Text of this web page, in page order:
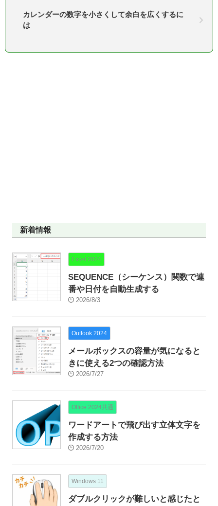
カレンダーの数字を小さくして余白を広くするに
は
新着情報
Excel 2024
SEQUENCE（シーケンス）関数で連
番や日付を自動生成する
2026/8/3
Outlook 2024
メールボックスの容量が気になると
きに使える2つの確認方法
2026/7/27
Office 2024共通
ワードアートで飛び出す立体文字を
作成する方法
2026/7/20
Windows 11
ダブルクリックが難しいと感じたと